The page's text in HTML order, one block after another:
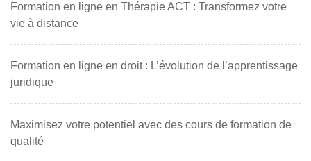
Formation en ligne en Thérapie ACT : Transformez votre
vie à distance
Formation en ligne en droit : L’évolution de l’apprentissage
juridique
Maximisez votre potentiel avec des cours de formation de
qualité